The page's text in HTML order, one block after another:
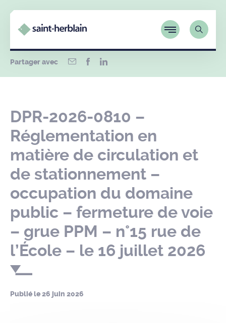
Partager avec
DPR-2026-0810 –
Réglementation en
matière de circulation et
de stationnement –
occupation du domaine
public – fermeture de voie
– grue PPM – n°15 rue de
l’École – le 16 juillet 2026
Publié le26 juin 2026